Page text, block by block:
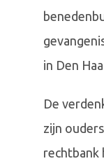
in Den
De
zijn
rechtbank